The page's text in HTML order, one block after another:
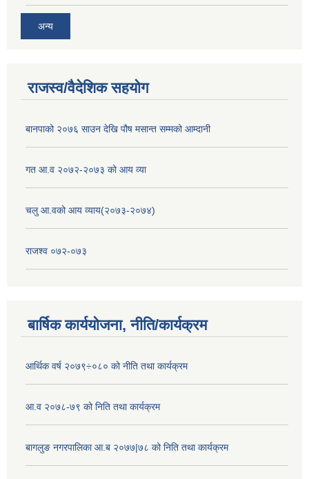
अन्य
राजस्व/वैदेशिक सहयोग
बानपाको २०७६ साउन देखि पौष मसान्त सम्मको आम्दानी
गत आ.व २०७२-२०७३ को आय व्या
चलु आ.वको आय व्याय(२०७३-२०७४)
राजश्व ०७२-०७३
बार्षिक कार्ययोजना, नीति/कार्यक्रम
आर्थिक वर्ष २०७९÷०८० को नीति तथा कार्यक्रम
आ.व २०७८-७९ को निति तथा कार्यक्रम
बागलुङ नगरपालिका आ.ब २०७७|७८ को निति तथा कार्यक्रम